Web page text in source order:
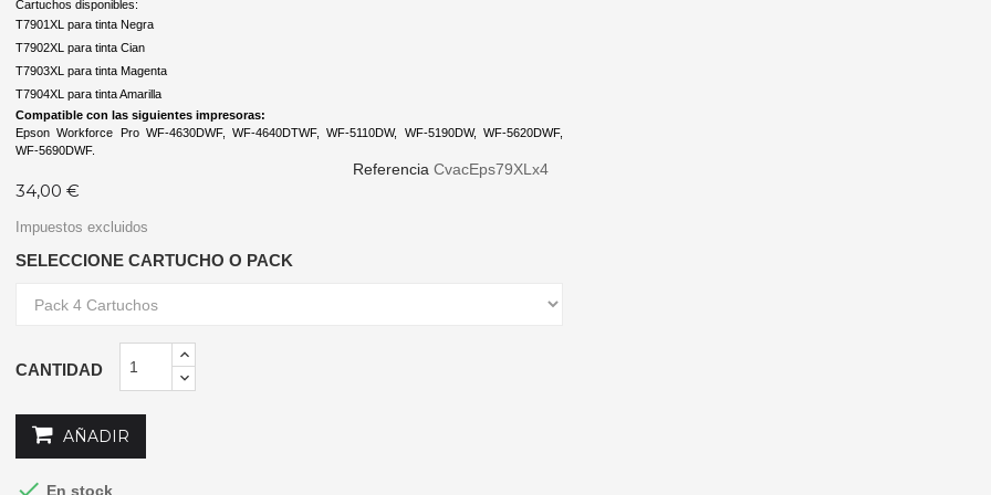
Cartuchos disponibles:
T7901XL para tinta Negra
T7902XL para tinta Cian
T7903XL para tinta Magenta
T7904XL para tinta Amarilla
Compatible con las siguientes impresoras:
Epson Workforce Pro WF-4630DWF, WF-4640DTWF, WF-5110DW, WF-5190DW, WF-5620DWF,
WF-5690DWF.
Referencia CvacEps79XLx4
34,00 €
Impuestos excluidos
SELECCIONE CARTUCHO O PACK
CANTIDAD
AÑADIR
En stock